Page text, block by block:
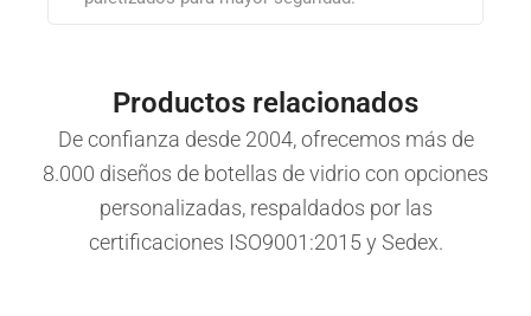
Productos relacionados
De confianza desde 2004, ofrecemos más de
8.000 diseños de botellas de vidrio con opciones
personalizadas, respaldados por las
certificaciones ISO9001:2015 y Sedex.